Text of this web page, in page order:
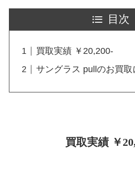
目次
買取実績 ￥20,200-
サングラス pullのお買取
買取実績 ￥